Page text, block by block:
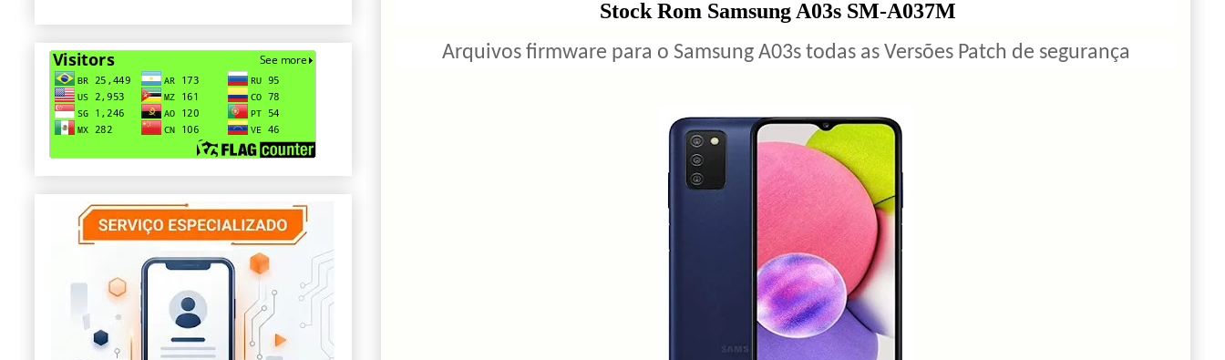
Stock Rom Samsung A03s SM-A037M
Arquivos firmware para o Samsung A03s todas as Versões Patch de segurança